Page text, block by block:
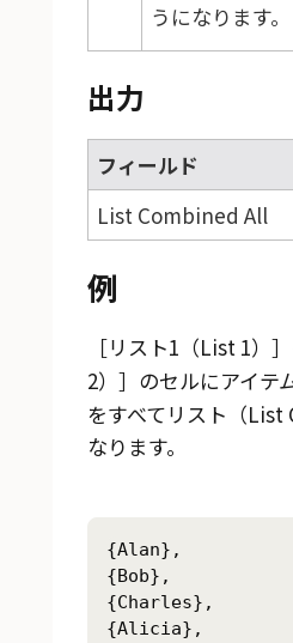
うになります。
出力
フィールド
List Combined All
例
リスト1（List 1）
2）
のセルにアイテ
をすべてリスト（List
なります。
{Alan},
{Bob},
{Charles},
{Alicia},